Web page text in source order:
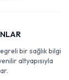
bir sağlık bilgi
altyapısıyla